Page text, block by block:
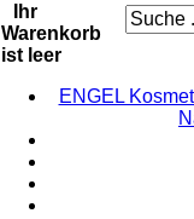
Ihr
Warenkorb
ist leer
ENGEL